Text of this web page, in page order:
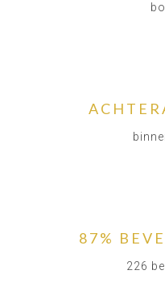
87%
226